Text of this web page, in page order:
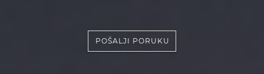
POŠALJI PORUKU